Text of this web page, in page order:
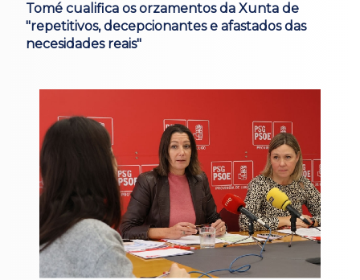
Tomé cualifica os orzamentos da Xunta de
"repetitivos, decepcionantes e afastados das
necesidades reais"